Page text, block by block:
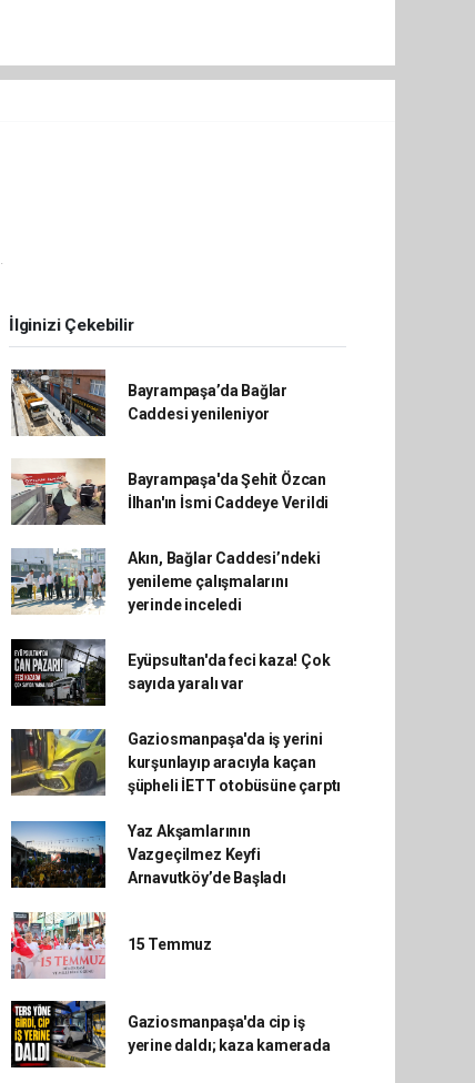
İlginizi Çekebilir
Bayrampaşa’da Bağlar
Caddesi yenileniyor
Bayrampaşa'da Şehit Özcan
İlhan'ın İsmi Caddeye Verildi
Akın, Bağlar Caddesi’ndeki
yenileme çalışmalarını
yerinde inceledi
Eyüpsultan'da feci kaza! Çok
sayıda yaralı var
Gaziosmanpaşa'da iş yerini
kurşunlayıp aracıyla kaçan
şüpheli İETT otobüsüne çarptı
Yaz Akşamlarının
Vazgeçilmez Keyfi
Arnavutköy’de Başladı
15 Temmuz
Gaziosmanpaşa'da cip iş
yerine daldı; kaza kamerada